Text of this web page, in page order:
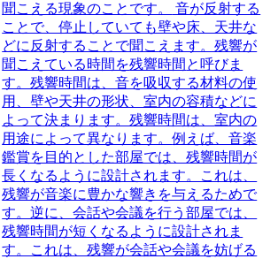
聞こえる現象のことです。
音が反射する
ことで、停止していても壁や床、天井な
どに反射することで聞こえます。残響が
聞こえている時間を残響時間 と呼びま
す。残響時間は、音を吸収する材料の使
用、壁や天井の形状、室内の容積などに
よって決まります。残響時間は、室内の
用途によって異なります。例えば、音楽
鑑賞を目的とした部屋では、残響時間が
長くなるように設計されます。これは、
残響が音楽に豊かな響きを与えるためで
す。逆に、会話や会議を行う部屋では、
残響時間が短くなるように設計されま
す。これは、残響が会話や会議を妨げる